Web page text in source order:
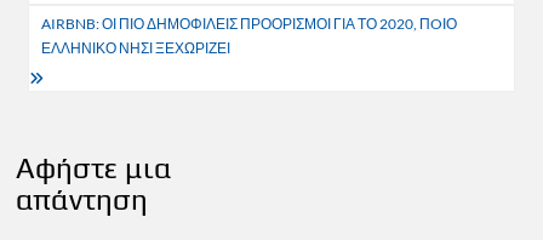
AIRBNB: ΟΙ ΠΙΟ ΔΗΜΟΦΙΛΕΙΣ ΠΡΟΟΡΙΣΜΟΙ ΓΙΑ ΤΟ 2020, ΠOΙΟ
ΕΛΛΗΝΙΚΟ ΝΗΣΙ ΞΕΧΩΡΙΖΕΙ
Αφήστε μια
απάντηση